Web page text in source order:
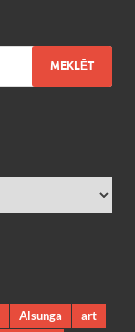
Alsunga
art